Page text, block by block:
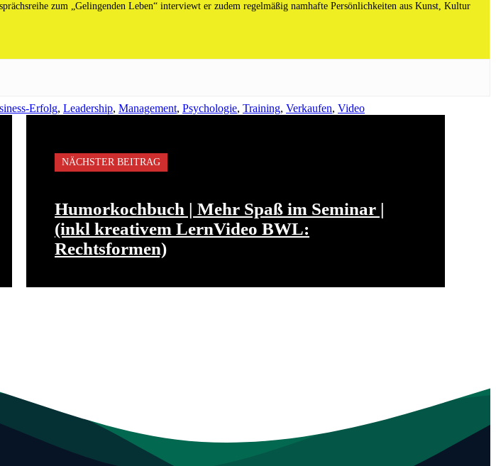
zum „Gelingenden Leben“ interviewt er zudem regelmäßig namhafte Persönlichkeiten aus Kunst, Kultur
Erfolg, Leadership, Management, Psychologie, Training, Verkaufen, Video
NÄCHSTER BEITRAG
Humorkochbuch | Mehr Spaß im Seminar |
(inkl kreativem LernVideo BWL:
Rechtsformen)